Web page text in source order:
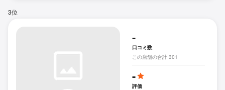
3位
-
口コミ数
この店舗の合計 301
-
評価